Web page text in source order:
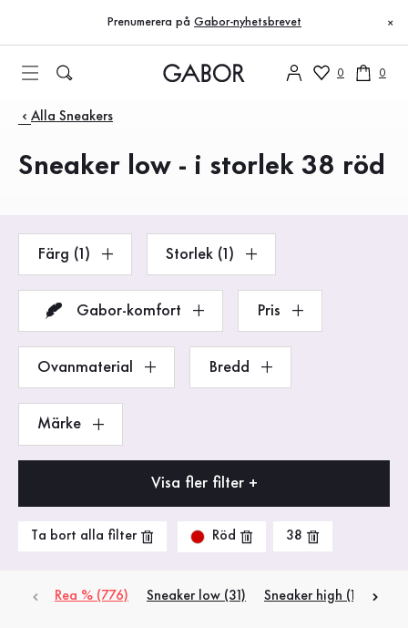
Till innehållsförteckning
Till huvudnavigation
Prenumerera på Gabor-nyhetsbrevet ×
0 0
Produkter
Alla Sneakers
Sneaker low - i storlek 38 röd
Färg (1) Storlek (1)
Gabor-komfort Pris
Ovanmaterial Bredd
Märke
Visa fler filter +
Ta bort alla filter Röd 38
Rea % (776) Sneaker low (31) Sneaker high (1)